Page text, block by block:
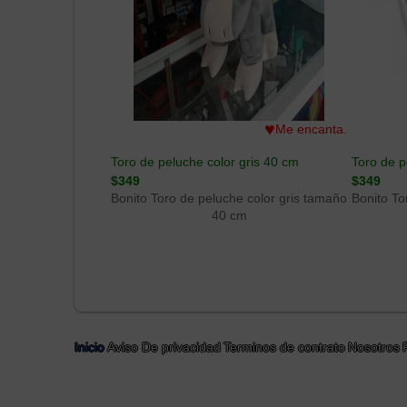
♥Me encanta.
Toro de peluche color gris 40 cm
$349
Bonito Toro de peluche color gris tamaño
40 cm
Toro de
$349
Bonito
InicioAviso De privacidadTerminos de contratoNosotros